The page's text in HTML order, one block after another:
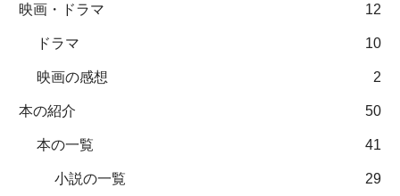
映画・ドラマ 12
ドラマ 10
映画の感想 2
本の紹介 50
本の一覧 41
小説の一覧 29